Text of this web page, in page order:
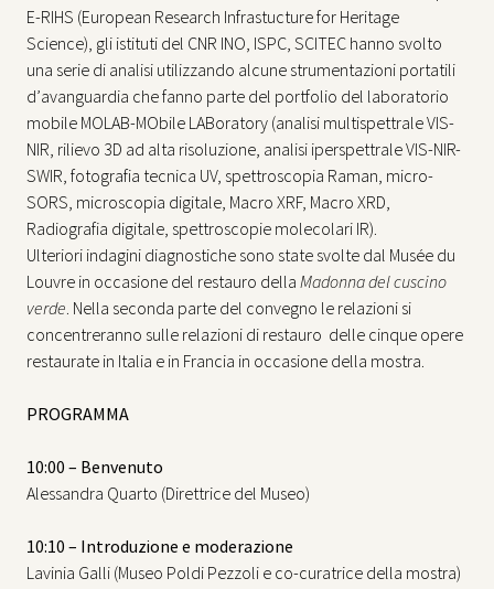
E-RIHS (European Research Infrastucture for Heritage
Science), gli istituti del CNR INO, ISPC, SCITEC hanno svolto
una serie di analisi utilizzando alcune strumentazioni portatili
d’avanguardia che fanno parte del portfolio del laboratorio
mobile MOLAB-MObile LABoratory (analisi multispettrale VIS-
NIR, rilievo 3D ad alta risoluzione, analisi iperspettrale VIS-NIR-
SWIR, fotografia tecnica UV, spettroscopia Raman, micro-
SORS, microscopia digitale, Macro XRF, Macro XRD,
Radiografia digitale, spettroscopie molecolari IR).
Ulteriori indagini diagnostiche sono state svolte dal Musée du
Louvre in occasione del restauro della Madonna del cuscino
verde. Nella seconda parte del convegno le relazioni si
concentreranno sulle relazioni di restauro delle cinque opere
restaurate in Italia e in Francia in occasione della mostra.
PROGRAMMA
10:00 – Benvenuto
Alessandra Quarto (Direttrice del Museo)
10:10 – Introduzione e moderazione
Lavinia Galli (Museo Poldi Pezzoli e co-curatrice della mostra)